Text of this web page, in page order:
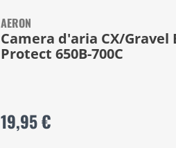
AERON
Camera d'aria CX/Gravel
Protect 650B-700C
19,95 €